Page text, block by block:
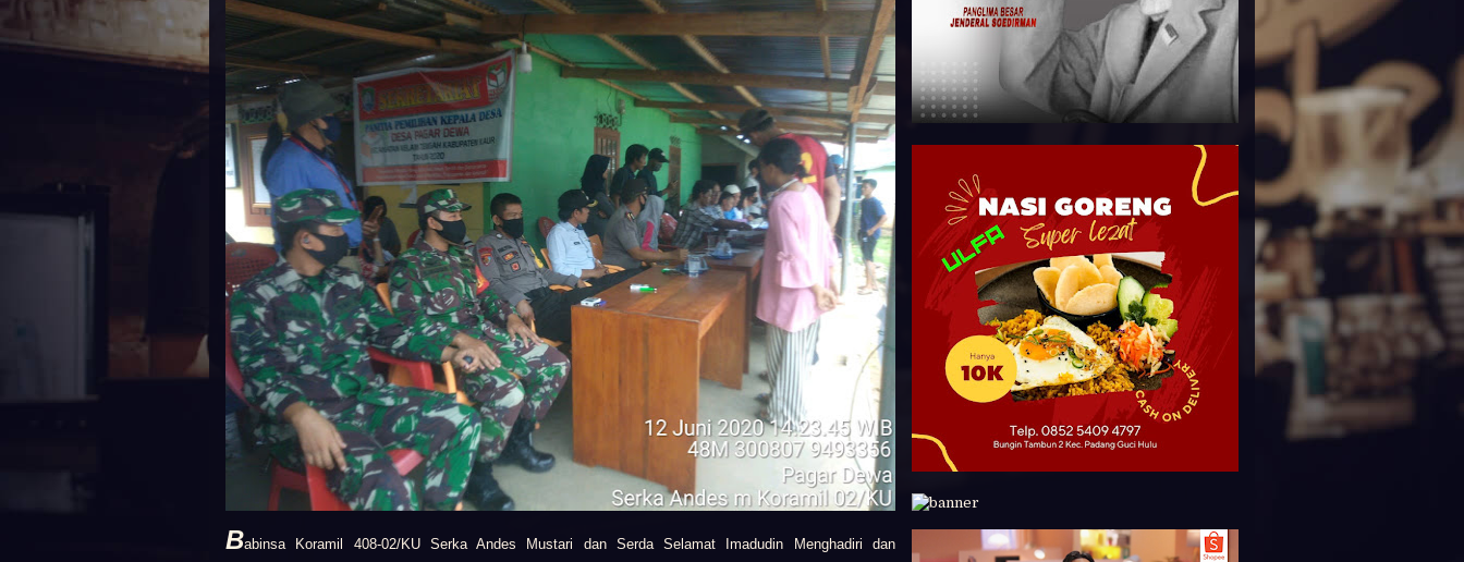
Babinsa Koramil 408-02/KUSerka Andes Mustari dan Serda Selamat Imadudin Menghadiri dan